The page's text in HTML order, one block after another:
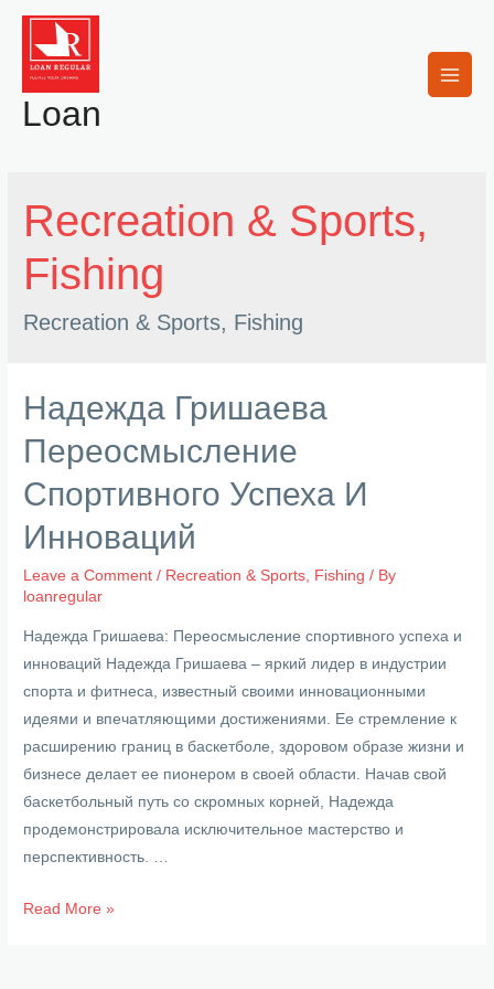
Skip
content
Loan
Main
Recreation & Sports,
Fishing
Recreation & Sports, Fishing
Надежда Гришаева
Переосмысление
Спортивного Успеха И
Инноваций
Leave a Comment / Recreation & Sports, Fishing / By
loanregular
Надежда Гришаева: Переосмысление спортивного успеха и
инноваций Надежда Гришаева – яркий лидер в индустрии
спорта и фитнеса, известный своими инновационными
идеями и впечатляющими достижениями. Ее стремление к
расширению границ в баскетболе, здоровом образе жизни и
бизнесе делает ее пионером в своей области. Начав свой
баскетбольный путь со скромных корней, Надежда
продемонстрировала исключительное мастерство и
перспективность. …
Надежда
Read More »